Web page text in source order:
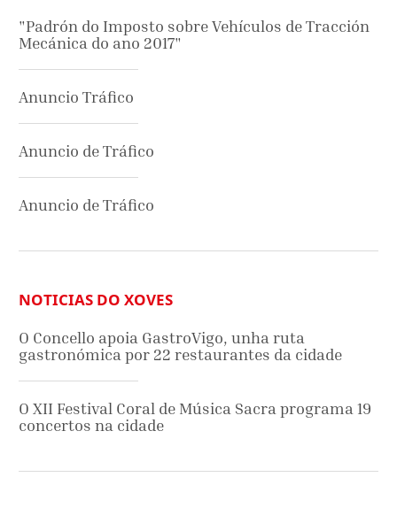
"Padrón do Imposto sobre Vehículos de Tracción
Mecánica do ano 2017"
Anuncio Tráfico
Anuncio de Tráfico
Anuncio de Tráfico
NOTICIAS DO XOVES
O Concello apoia GastroVigo, unha ruta
gastronómica por 22 restaurantes da cidade
O XII Festival Coral de Música Sacra programa 19
concertos na cidade